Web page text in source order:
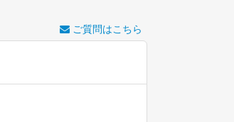
ご質問はこちら